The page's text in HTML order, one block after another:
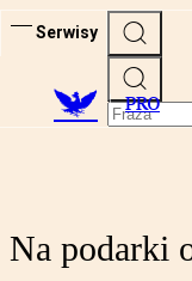
Serwisy
PRO
Na podarki